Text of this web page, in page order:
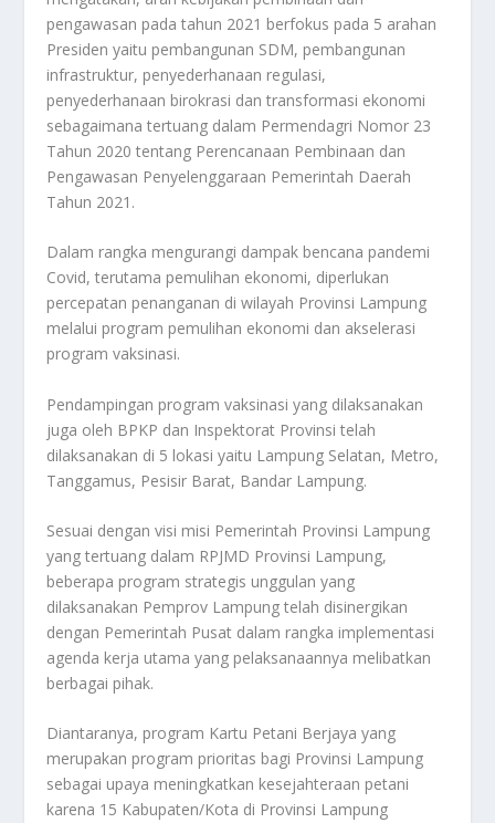
pengawasan pada tahun 2021 berfokus pada 5 arahan
Presiden yaitu pembangunan SDM, pembangunan
infrastruktur, penyederhanaan regulasi,
penyederhanaan birokrasi dan transformasi ekonomi
sebagaimana tertuang dalam Permendagri Nomor 23
Tahun 2020 tentang Perencanaan Pembinaan dan
Pengawasan Penyelenggaraan Pemerintah Daerah
Tahun 2021.
Dalam rangka mengurangi dampak bencana pandemi
Covid, terutama pemulihan ekonomi, diperlukan
percepatan penanganan di wilayah Provinsi Lampung
melalui program pemulihan ekonomi dan akselerasi
program vaksinasi.
Pendampingan program vaksinasi yang dilaksanakan
juga oleh BPKP dan Inspektorat Provinsi telah
dilaksanakan di 5 lokasi yaitu Lampung Selatan, Metro,
Tanggamus, Pesisir Barat, Bandar Lampung.
Sesuai dengan visi misi Pemerintah Provinsi Lampung
yang tertuang dalam RPJMD Provinsi Lampung,
beberapa program strategis unggulan yang
dilaksanakan Pemprov Lampung telah disinergikan
dengan Pemerintah Pusat dalam rangka implementasi
agenda kerja utama yang pelaksanaannya melibatkan
berbagai pihak.
Diantaranya, program Kartu Petani Berjaya yang
merupakan program prioritas bagi Provinsi Lampung
sebagai upaya meningkatkan kesejahteraan petani
karena 15 Kabupaten/Kota di Provinsi Lampung